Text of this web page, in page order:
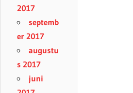
2017
septemb
er 2017
augustu
s 2017
juni